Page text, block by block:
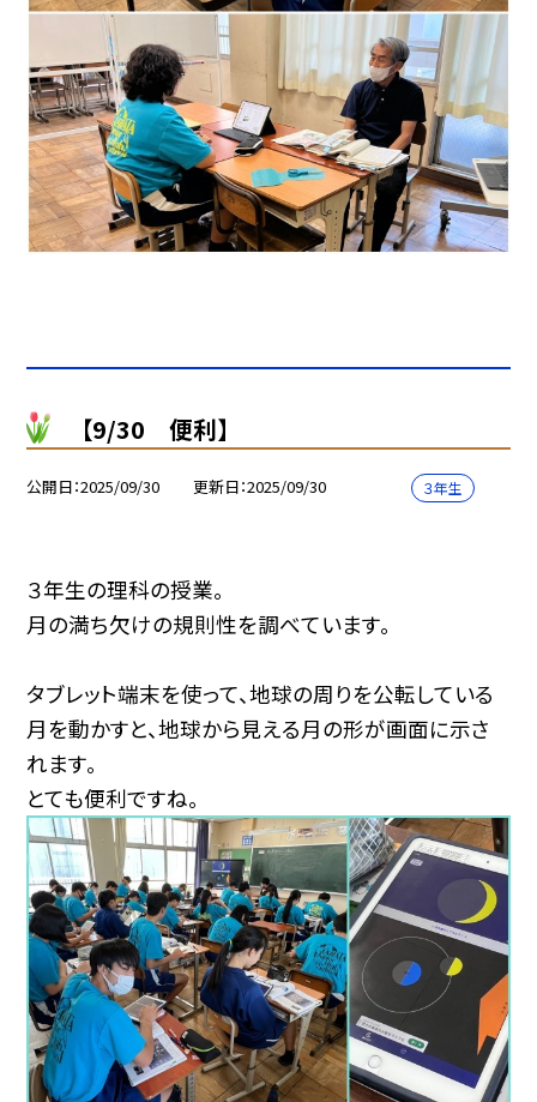
【9/30 便利】
公開日 2025/09/30 更新日 2025/09/30 ３年生
３年生の理科の授業。
月の満ち欠けの規則性を調べています。
タブレット端末を使って、地球の周りを公転している
月を動かすと、地球から見える月の形が画面に示さ
れます。
とても便利ですね。